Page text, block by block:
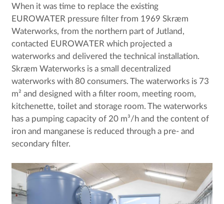
When it was time to replace the existing
EUROWATER pressure filter from 1969 Skræm
Waterworks, from the northern part of Jutland,
contacted EUROWATER which projected a
waterworks and delivered the technical installation.
Skræm Waterworks is a small decentralized
waterworks with 80 consumers. The waterworks is 73
m² and designed with a filter room, meeting room,
kitchenette, toilet and storage room. The waterworks
has a pumping capacity of 20 m³/h and the content of
iron and manganese is reduced through a pre- and
secondary filter.